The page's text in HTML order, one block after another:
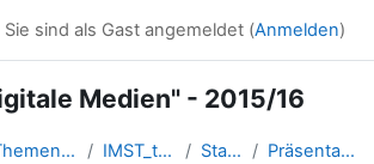
Sie sind als Gast angemeldet (Anmelden)
Medien" - 2015/16
IMST-Themenprogramme - FORUM.IMST.AC.AT IMST_tpDigiMedien_201516 Startupworkshop Präsentation des TP zum Startup